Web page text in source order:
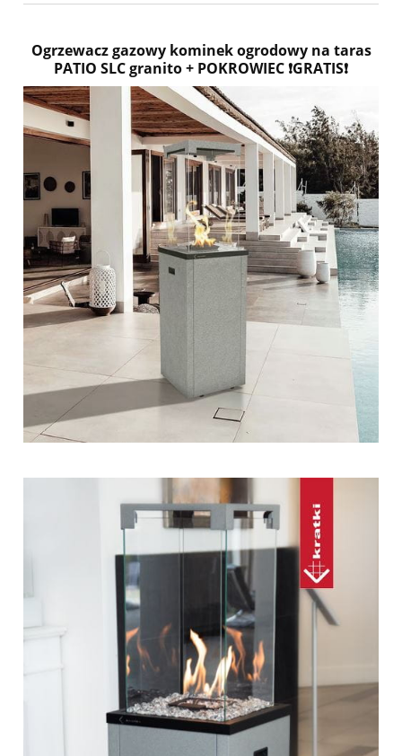
Ogrzewacz gazowy kominek ogrodowy na taras
PATIO SLC granito + POKROWIEC ❗️GRATIS❗️